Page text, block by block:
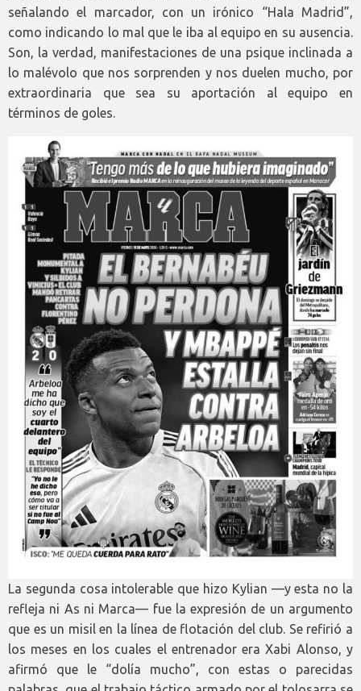
señalando el marcador, con un irónico “Hala Madrid”,
como indicando lo mal que le iba al equipo en su ausencia.
Son, la verdad, manifestaciones de una psique inclinada a
lo malévolo que nos sorprenden y nos duelen mucho, por
extraordinaria que sea su aportación al equipo en
términos de goles.
La segunda cosa intolerable que hizo Kylian —y esta no la
refleja ni As ni Marca— fue la expresión de un argumento
que es un misil en la línea de flotación del club. Se refirió a
los meses en los cuales el entrenador era Xabi Alonso, y
afirmó que le “dolía mucho”, con estas o parecidas